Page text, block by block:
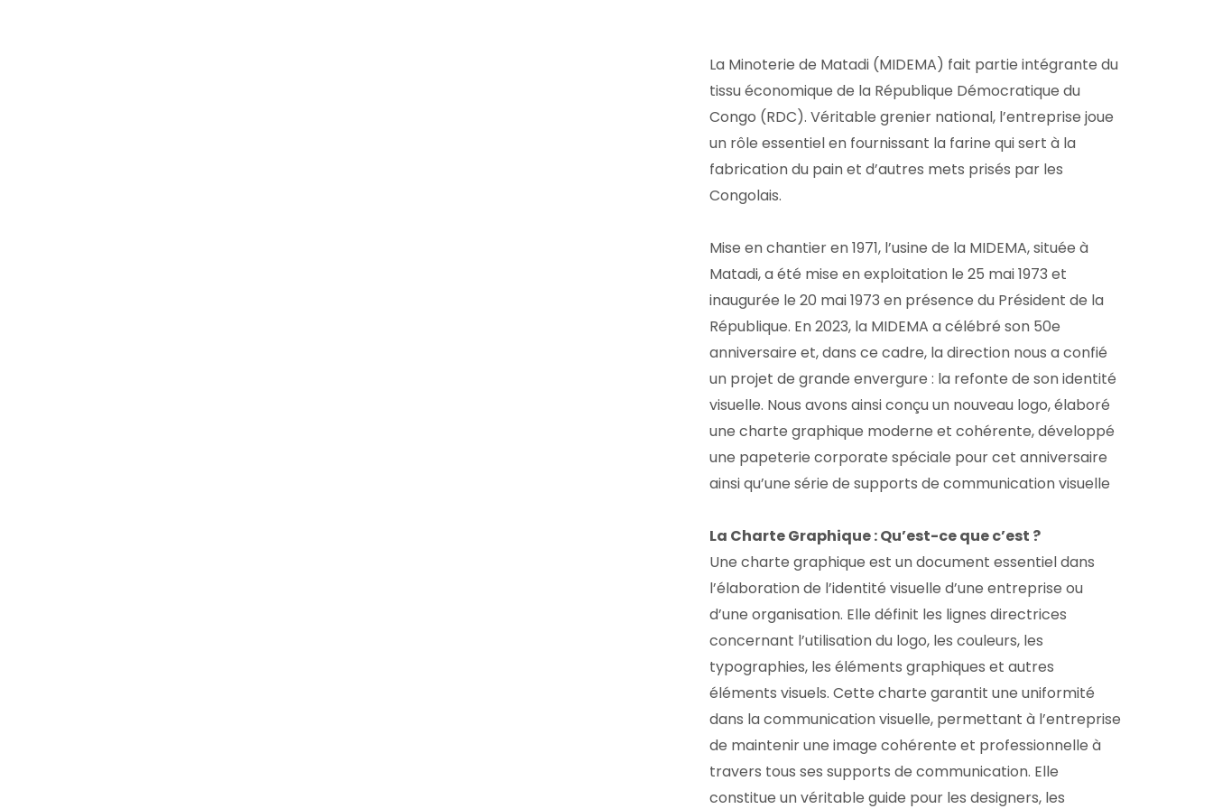
La Minoterie de Matadi (MIDEMA) fait partie intégrante du
tissu économique de la République Démocratique du
Congo (RDC). Véritable grenier national, l’entreprise joue
un rôle essentiel en fournissant la farine qui sert à la
fabrication du pain et d’autres mets prisés par les
Congolais.
Mise en chantier en 1971, l’usine de la MIDEMA, située à
Matadi, a été mise en exploitation le 25 mai 1973 et
inaugurée le 20 mai 1973 en présence du Président de la
République. En 2023, la MIDEMA a célébré son 50e
anniversaire et, dans ce cadre, la direction nous a confié
un projet de grande envergure : la refonte de son identité
visuelle. Nous avons ainsi conçu un nouveau logo, élaboré
une charte graphique moderne et cohérente, développé
une papeterie corporate spéciale pour cet anniversaire
ainsi qu’une série de supports de communication visuelle
La Charte Graphique : Qu’est-ce que c’est ?
Une charte graphique est un document essentiel dans
l’élaboration de l’identité visuelle d’une entreprise ou
d’une organisation. Elle définit les lignes directrices
concernant l’utilisation du logo, les couleurs, les
typographies, les éléments graphiques et autres
éléments visuels. Cette charte garantit une uniformité
dans la communication visuelle, permettant à l’entreprise
de maintenir une image cohérente et professionnelle à
travers tous ses supports de communication. Elle
constitue un véritable guide pour les designers, les